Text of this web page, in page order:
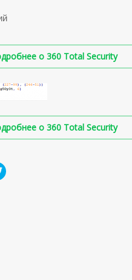
о 360 Total Security
о 360 Total Security